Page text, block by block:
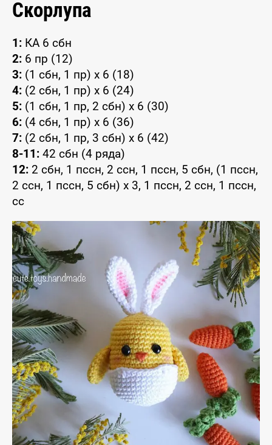
Скорлупа
1: КА 6 сбн
2: 6 пр (12)
3: (1 сбн, 1 пр) x 6 (18)
4: (2 сбн, 1 пр) x 6 (24)
5: (1 сбн, 1 пр, 2 сбн) x 6 (30)
6: (4 сбн, 1 пр) x 6 (36)
7: (2 сбн, 1 пр, 3 сбн) x 6 (42)
8-11: 42 сбн (4 ряда)
12: 2 сбн, 1 пссн, 2 ссн, 1 пссн, 5 сбн, (1 пссн,
2 ссн, 1 пссн, 5 сбн) x 3, 1 пссн, 2 ссн, 1 пссн,
сс